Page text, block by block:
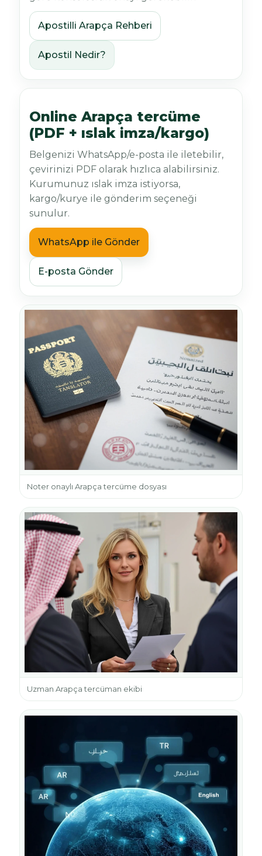
Apostilli Arapça Rehberi
Apostil Nedir?
Online Arapça tercüme
(PDF + ıslak imza/kargo)
Belgenizi WhatsApp/e-posta ile iletebilir,
çevirinizi PDF olarak hızlıca alabilirsiniz.
Kurumunuz ıslak imza istiyorsa,
kargo/kurye ile gönderim seçeneği
sunulur.
WhatsApp ile Gönder
E-posta Gönder
Noter onaylı Arapça tercüme dosyası
Uzman Arapça tercüman ekibi